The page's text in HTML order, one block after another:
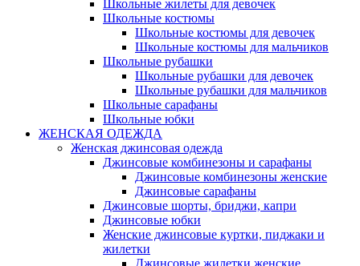
Школьные жилеты для девочек
Школьные костюмы
Школьные костюмы для девочек
Школьные костюмы для мальчиков
Школьные рубашки
Школьные рубашки для девочек
Школьные рубашки для мальчиков
Школьные сарафаны
Школьные юбки
ЖЕНСКАЯ ОДЕЖДА
Женская джинсовая одежда
Джинсовые комбинезоны и сарафаны
Джинсовые комбинезоны женские
Джинсовые сарафаны
Джинсовые шорты, бриджи, капри
Джинсовые юбки
Женские джинсовые куртки, пиджаки и
жилетки
Джинсовые жилетки женские